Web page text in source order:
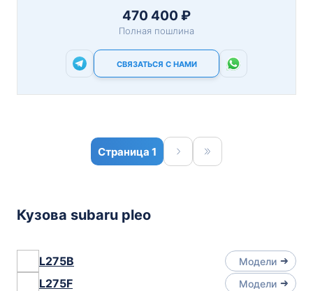
470 400 ₽
Полная пошлина
СВЯЗАТЬСЯ С НАМИ
1
Кузова subaru pleo
L275B Модели
L275F Модели